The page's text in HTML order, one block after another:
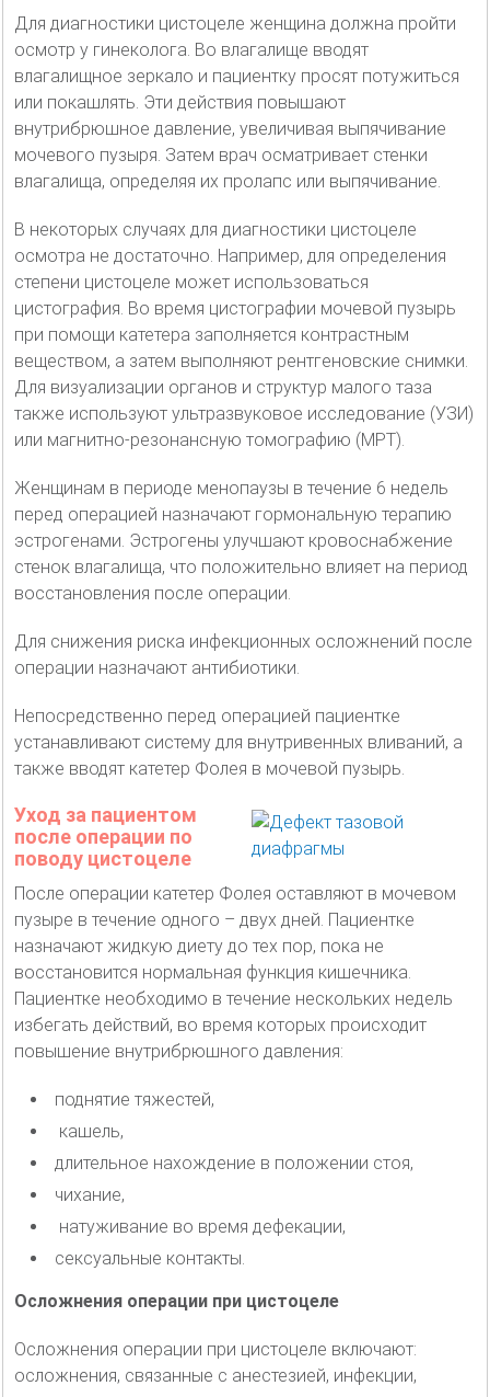
Для диагностики цистоцеле женщина должна пройти
осмотр у гинеколога. Во влагалище вводят
влагалищное зеркало и пациентку просят потужиться
или покашлять. Эти действия повышают
внутрибрюшное давление, увеличивая выпячивание
мочевого пузыря. Затем врач осматривает стенки
влагалища, определяя их пролапс или выпячивание.
В некоторых случаях для диагностики цистоцеле
осмотра не достаточно. Например, для определения
степени цистоцеле может использоваться
цистография. Во время цистографии мочевой пузырь
при помощи катетера заполняется контрастным
веществом, а затем выполняют рентгеновские снимки.
Для визуализации органов и структур малого таза
также используют ультразвуковое исследование (УЗИ)
или магнитно-резонансную томографию (МРТ).
Женщинам в периоде менопаузы в течение 6 недель
перед операцией назначают гормональную терапию
эстрогенами. Эстрогены улучшают кровоснабжение
стенок влагалища, что положительно влияет на период
восстановления после операции.
Для снижения риска инфекционных осложнений после
операции назначают антибиотики.
Непосредственно перед операцией пациентке
устанавливают систему для внутривенных вливаний, а
также вводят катетер Фолея в мочевой пузырь.
Уход за пациентом
после операции по
поводу цистоцеле
После операции катетер Фолея оставляют в мочевом
пузыре в течение одного – двух дней. Пациентке
назначают жидкую диету до тех пор, пока не
восстановится нормальная функция кишечника.
Пациентке необходимо в течение нескольких недель
избегать действий, во время которых происходит
повышение внутрибрюшного давления:
поднятие тяжестей,
кашель,
длительное нахождение в положении стоя,
чихание,
натуживание во время дефекации,
сексуальные контакты.
Осложнения операции при цистоцеле
Осложнения операции при цистоцеле включают:
осложнения, связанные с анестезией, инфекции,